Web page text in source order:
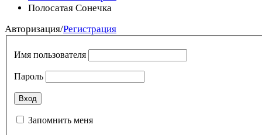
Полосатая Сонечка
Авторизация/Регистрация
Имя пользователя
Пароль
Запомнить меня